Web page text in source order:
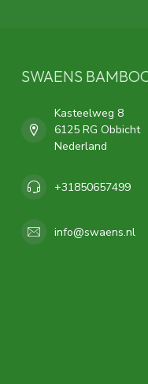
SWAENS
Kasteelweg 8
6125 RG Obbicht
Nederland
+31850657499
info@swaens.nl